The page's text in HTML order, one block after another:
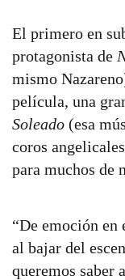
El primero en
protagonista de
mismo
película, una
Soleado (esa
coros
para muchos de
“De emoción en
al bajar del
queremos saber